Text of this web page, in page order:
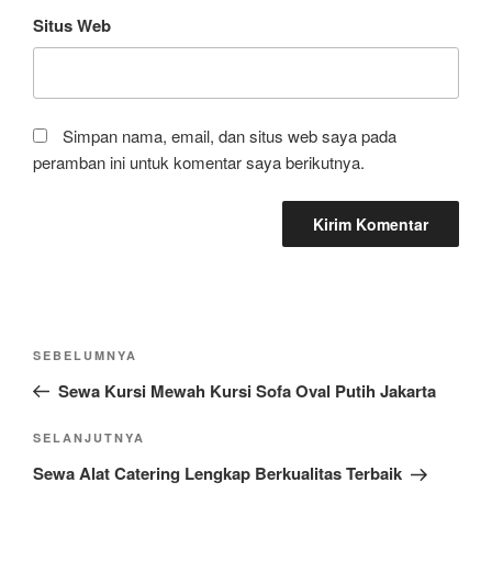
Situs Web
Simpan nama, email, dan situs web saya pada
peramban ini untuk komentar saya berikutnya.
Navigasi
Pos
Sebelumnya
SEBELUMNYA
Sewa Kursi Mewah Kursi Sofa Oval Putih Jakarta
Pos
Selanjutnya
SELANJUTNYA
Sewa Alat Catering Lengkap Berkualitas Terbaik